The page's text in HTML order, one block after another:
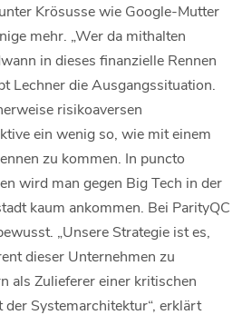
Krösusse wie Google-Mutter
mehr. „Wer da mithalten
in dieses finanzielle Rennen
Lechner die Ausgangssituation.
risikoaversen
ein wenig so, wie mit einem
zu kommen. In puncto
wird man gegen Big Tech in der
kaum ankommen. Bei ParityQC
„Unsere Strategie ist es,
dieser Unternehmen zu
als Zulieferer einer kritischen
der Systemarchitektur“, erklärt